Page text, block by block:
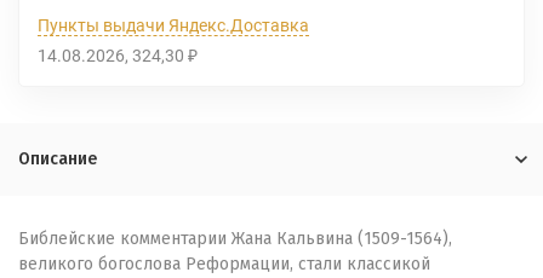
Пункты выдачи Яндекс.Доставка
14.08.2026 324,30 ₽
Описание
Библейские комментарии Жана Кальвина (1509-1564),
великого богослова Реформации, стали классикой